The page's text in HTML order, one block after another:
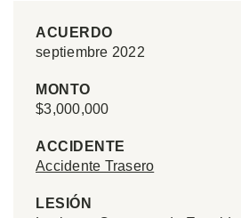
ACUERDO
septiembre 2022
MONTO
$3,000,000
ACCIDENTE
Accidente Trasero
LESIÓN